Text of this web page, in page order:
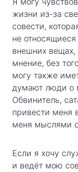
жизни из-за
совести,
не
внешних
мнение, без
могу также
думают люди о
Обвинитель,
привести меня
меня мыслями
Если я хочу
и ведёт мою